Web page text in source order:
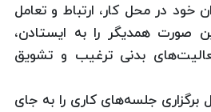
در محل کار، ارتباط و تعامل
صورت همدیگر را به ایستادن،
بدنی ترغیب و تشویق
جلسه‌های کاری را به جای